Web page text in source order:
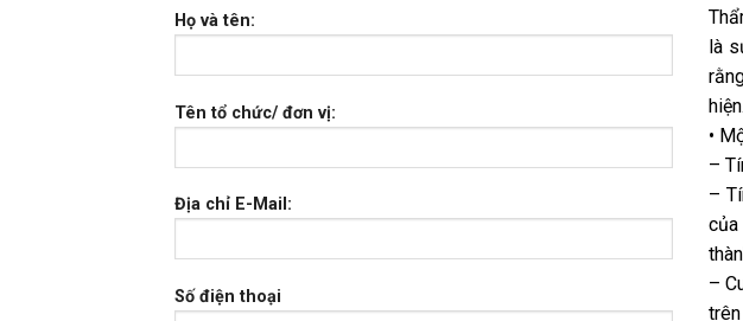
Họ và tên:
Tên tổ chức/ đơn vị:
Địa chỉ E-Mail:
Số điện thoại
là
hiện.
•
–
–
của
–